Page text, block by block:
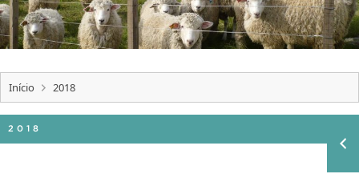
INTERNACIONAL
OUVIDORIA
PORTARIAS
TELEFONES
Início 2018
2018